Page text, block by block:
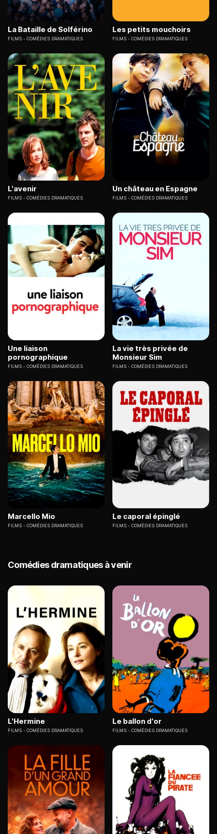
La Bataille de Solférino
FILMS COMÉDIES DRAMATIQUES
Les petits mouchoirs
FILMS COMÉDIES DRAMATIQUES
L'avenir
FILMS COMÉDIES DRAMATIQUES
Un château en Espagne
FILMS COMÉDIES DRAMATIQUES
Une liaison
pornographique
FILMS COMÉDIES DRAMATIQUES
La vie très privée de
Monsieur Sim
FILMS COMÉDIES DRAMATIQUES
Marcello Mio
FILMS COMÉDIES DRAMATIQUES
Le caporal épinglé
FILMS COMÉDIES DRAMATIQUES
Comédies dramatiques à venir
L'Hermine
FILMS COMÉDIES DRAMATIQUES
Le ballon d'or
FILMS COMÉDIES DRAMATIQUES